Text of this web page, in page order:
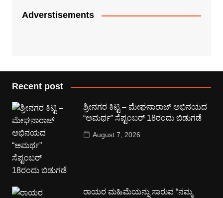
Adverstisements
Recent post
ಶ್ರೀನಗರ ಕಿಟ್ಟಿ – ಮೇಘನಾರಾಜ್ ಅಭಿನಯದ
“ಅಮರ್ಥ” ಸೆಪ್ಟಂಬರ್ 18ರಂದು ಬಿಡುಗಡೆ
August 7, 2026
ರಾಯರ ಮಹಿಮೆಯನ್ನು ಸಾರುವ “ನಮ್ಮ